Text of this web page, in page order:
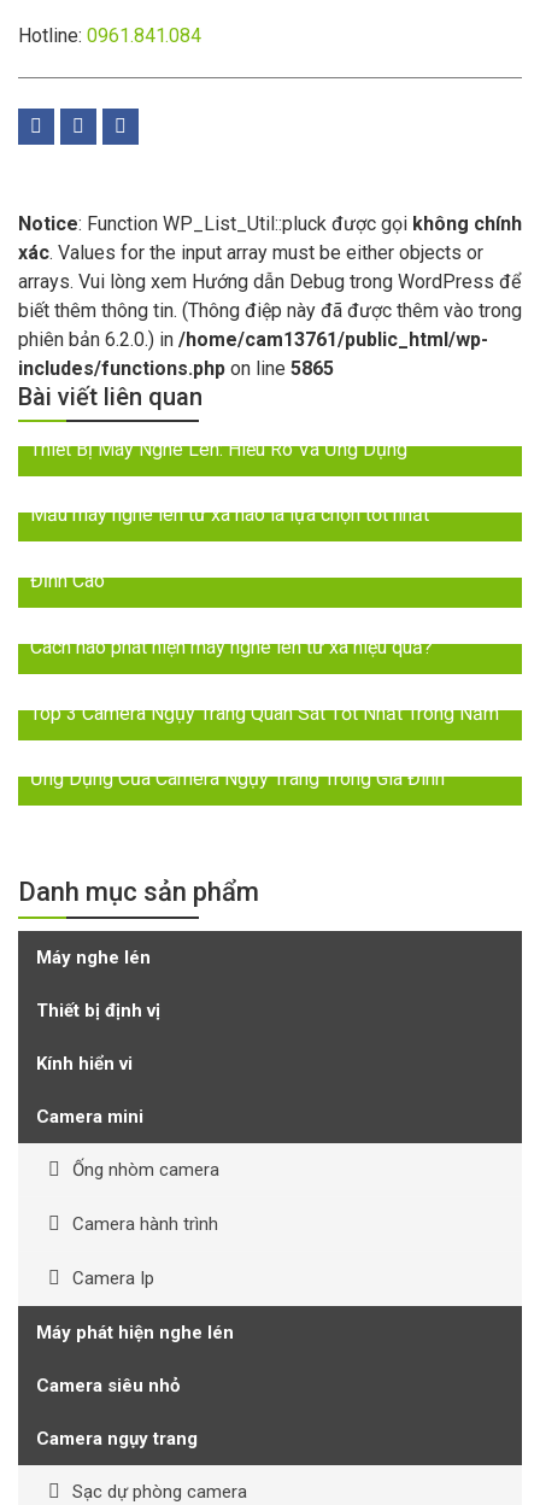
Hotline: 0961.841.084
Notice: Function WP_List_Util::pluck được gọi không chính
xác. Values for the input array must be either objects or
arrays. Vui lòng xem Hướng dẫn Debug trong WordPress để
biết thêm thông tin. (Thông điệp này đã được thêm vào trong
phiên bản 6.2.0.) in /home/cam13761/public_html/wp-
includes/functions.php on line 5865
Bài viết liên quan
Thiết Bị Máy Nghe Lén: Hiểu Rõ Và Ứng Dụng
Mẫu máy nghe lén từ xa nào là lựa chọn tốt nhất
Đỉnh Cao
Cách nào phát hiện máy nghe lén từ xa hiệu quả?
Top 3 Camera Ngụy Trang Quan Sát Tốt Nhất Trong Năm
Ứng Dụng Của Camera Ngụy Trang Trong Gia Đình
Danh mục sản phẩm
Máy nghe lén
Thiết bị định vị
Kính hiển vi
Camera mini
Ống nhòm camera
Camera hành trình
Camera Ip
Máy phát hiện nghe lén
Camera siêu nhỏ
Camera ngụy trang
Sạc dự phòng camera